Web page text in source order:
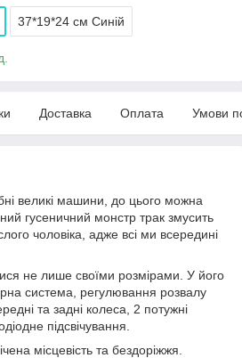
37*19*24 см Синій
Доставка Оплата Умови
великі машини, до цього можна
гусеничний монстр трак змусить
чоловіка, адже всі ми всередині
не лише своїми розмірами. У його
система, регулювання розвалу
та задні колеса, 2 потужні
підсвічування.
місцевість та бездоріжжя.